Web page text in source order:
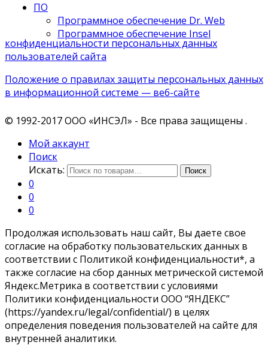
ПО
Программное обеспечение Dr. Web
Программное обеспечение Insel
конфиденциальности персональных данных
пользователей сайта
Положение о правилах защиты персональных данных
в информационной системе — веб-сайте
© 1992-2017 ООО «ИНСЭЛ» - Все права защищены .
Мой аккаунт
Поиск
Искать:
Поиск
0
0
0
Продолжая использовать наш сайт, Вы даете свое
согласие на обработку пользовательских данных в
соответствии с Политикой конфиденциальности*, а
также согласие на сбор данных метрической системой
Яндекс.Метрика в соответствии с условиями
Политики конфиденциальности ООО “ЯНДЕКС”
(https://yandex.ru/legal/confidential/) в целях
определения поведения пользователей на сайте для
внутренней аналитики.